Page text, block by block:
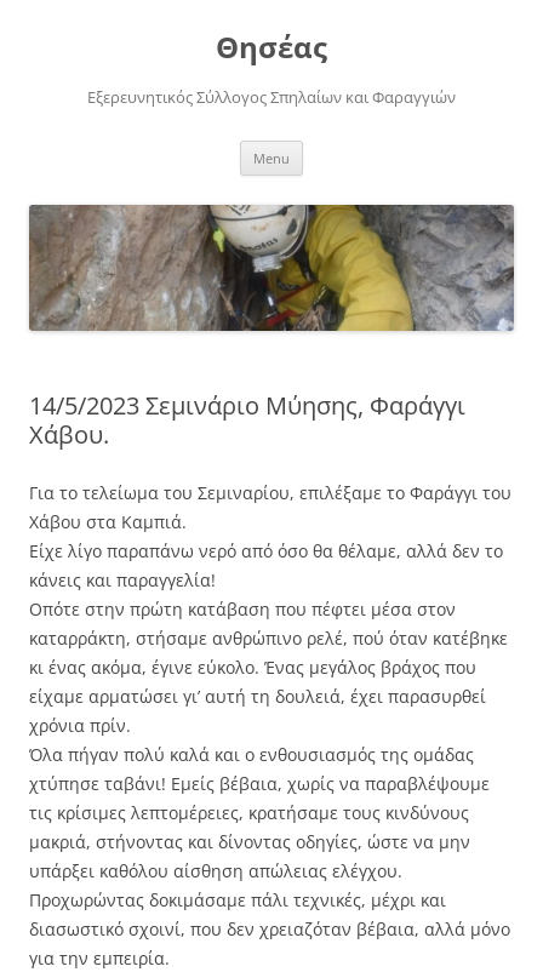
Θησέας
Εξερευνητικός Σύλλογος Σπηλαίων και Φαραγγιών
Menu
14/5/2023 Σεμινάριο Μύησης, Φαράγγι
Χάβου.
Για το τελείωμα του Σεμιναρίου, επιλέξαμε το Φαράγγι του
Χάβου στα Καμπιά.
Είχε λίγο παραπάνω νερό από όσο θα θέλαμε, αλλά δεν το
κάνεις και παραγγελία!
Οπότε στην πρώτη κατάβαση που πέφτει μέσα στον
καταρράκτη, στήσαμε ανθρώπινο ρελέ, πού όταν κατέβηκε
κι ένας ακόμα, έγινε εύκολο. Ένας μεγάλος βράχος που
είχαμε αρματώσει γι’ αυτή τη δουλειά, έχει παρασυρθεί
χρόνια πρίν.
Όλα πήγαν πολύ καλά και ο ενθουσιασμός της ομάδας
χτύπησε ταβάνι! Εμείς βέβαια, χωρίς να παραβλέψουμε
τις κρίσιμες λεπτομέρειες, κρατήσαμε τους κινδύνους
μακριά, στήνοντας και δίνοντας οδηγίες, ώστε να μην
υπάρξει καθόλου αίσθηση απώλειας ελέγχου.
Προχωρώντας δοκιμάσαμε πάλι τεχνικές, μέχρι και
διασωστικό σχοινί, που δεν χρειαζόταν βέβαια, αλλά μόνο
για την εμπειρία.